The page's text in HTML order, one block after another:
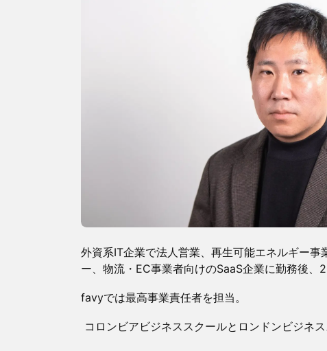
外資系IT企業で法人営業、再生可能エネルギー事
ー、物流・EC事業者向けのSaaS企業に勤務後、
favyでは最高事業責任者を担当。
コロンビアビジネススクールとロンドンビジネス